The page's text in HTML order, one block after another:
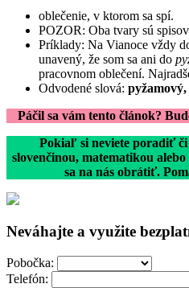
oblečenie, v ktorom sa spí.
POZOR: Oba tvary sú
Príklady: Na Vianoce vždy
unavený, že som sa ani do
pracovnom oblečení.
Odvodené slová:
Páčil sa vám tento článok?
Pokiaľ si neviete poradiť
slovenčinou, matematikou
sa na nás obrátiť.
Neváhajte a využite
Pobočka:
Telefón: